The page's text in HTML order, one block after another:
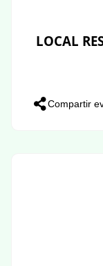
LOCAL
Compartir